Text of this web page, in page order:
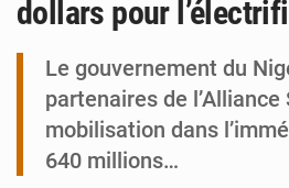
dollars pour
Le gouvernement du
partenaires de l’Alliance
mobilisation dans
640 millions…